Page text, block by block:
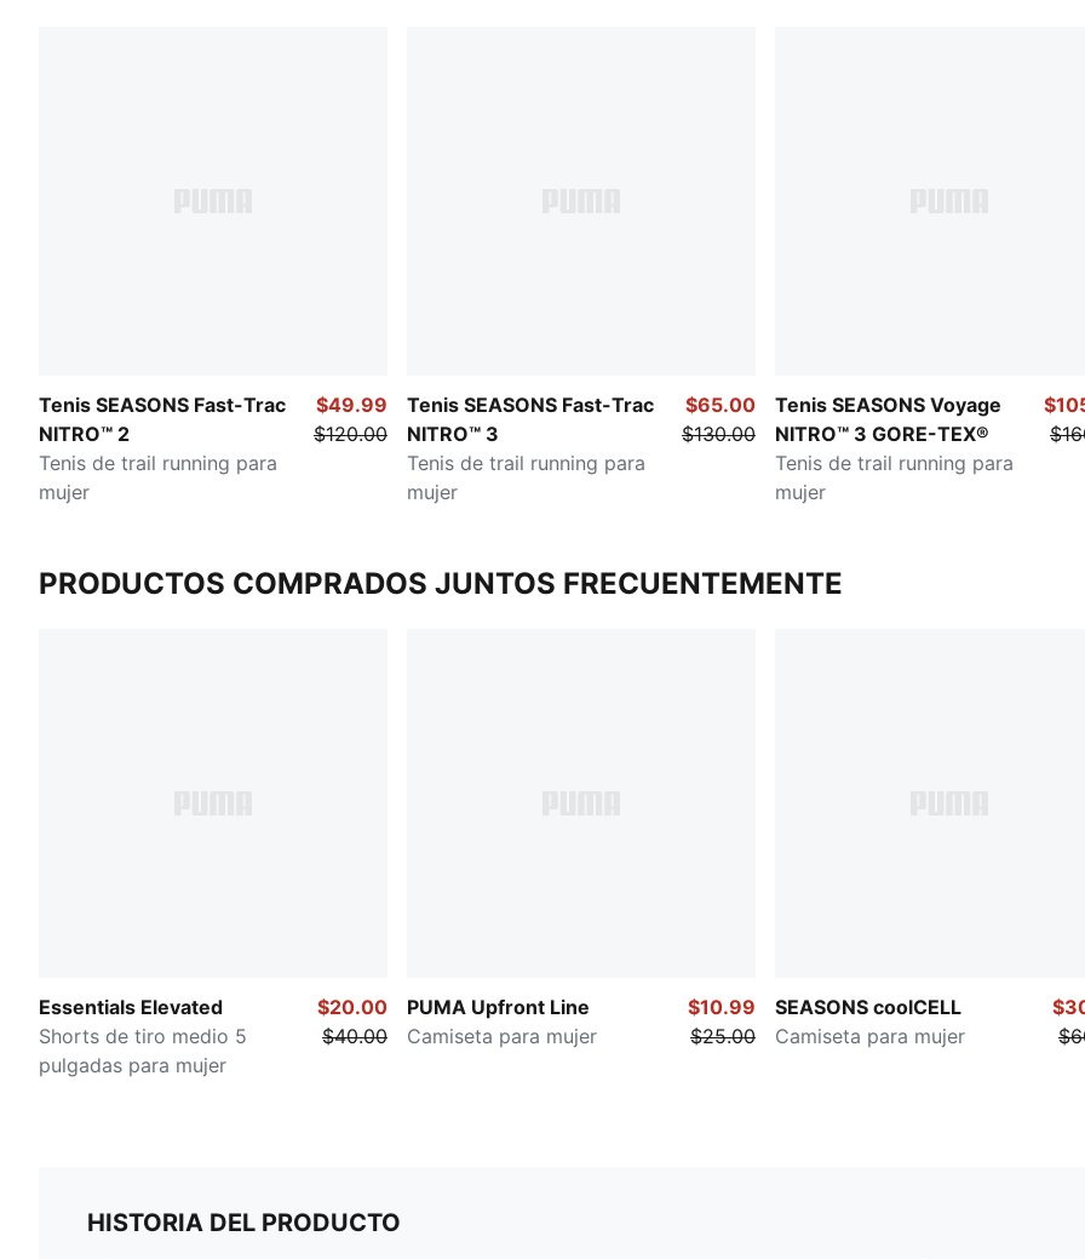
Tenis SEASONS Fast-Trac
NITRO™ 2
Tenis de trail running para
mujer
$49.99
$120.00
Tenis SEASONS Fast-Trac
NITRO™ 3
Tenis de trail running para
mujer
$65.00
$130.00
Tenis SEASONS Voyage
NITRO™ 3 GORE-TEX®
Tenis de trail running para
mujer
PRODUCTOS COMPRADOS JUNTOS FRECUENTEMENTE
Essentials Elevated
Shorts de tiro medio 5
pulgadas para mujer
$20.00
$40.00
PUMA Upfront Line
Camiseta para mujer
$10.99
$25.00
SEASONS coolCELL
Camiseta para mujer
HISTORIA DEL PRODUCTO